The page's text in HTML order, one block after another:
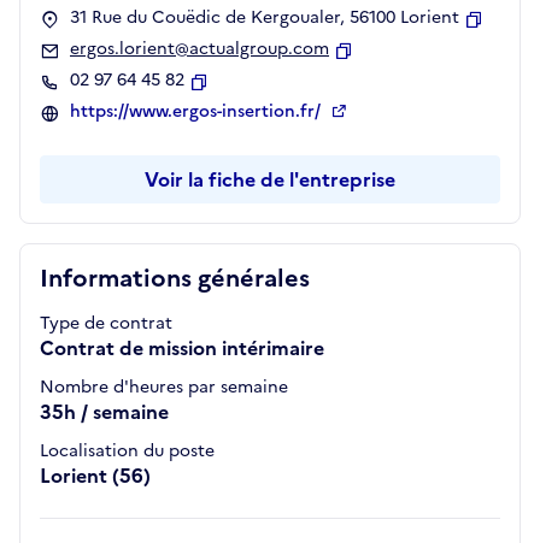
Informations générales
Type de contrat
Contrat de mission intérimaire
Nombre d'heures par semaine
35h / semaine
Localisation du poste
Lorient (56)
31 Rue du Couëdic de Kergoualer, 56100 Lorient
ergos.lorient@actualgroup.com
02 97 64 45 82
Copier
https://www.ergos-insertion.fr/
Voir la fiche de l'entreprise